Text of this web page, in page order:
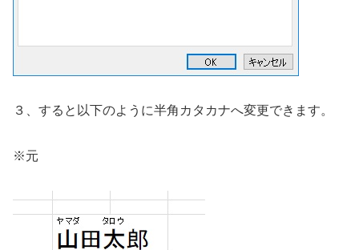
３、すると以下のように半角カタカナへ変更できます。
※元